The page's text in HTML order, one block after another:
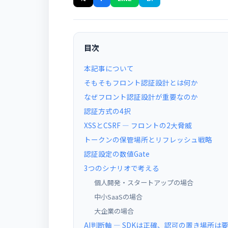
目次
本記事について
そもそもフロント認証設計とは何か
なぜフロント認証設計が重要なのか
認証方式の4択
XSSとCSRF ― フロントの2大脅威
トークンの保管場所とリフレッシュ戦略
認証設定の数値Gate
3つのシナリオで考える
個人開発・スタートアップの場合
中小SaaSの場合
大企業の場合
AI判断軸 ― SDKは正確、認可の置き場所は